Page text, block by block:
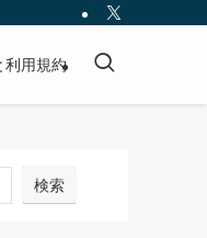
利用規約
検索